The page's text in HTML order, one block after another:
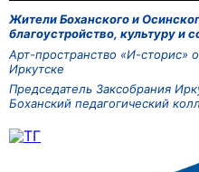
Жители Боханского и
благоустройство, культуру и
Арт-пространство «И-сторис»
Иркутске
Председатель Заксобрания
Боханский педагогический